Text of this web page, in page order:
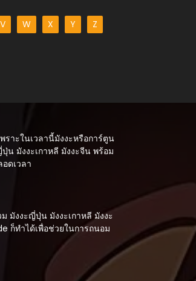
V W X Y Z
าะในเวลานี้มังงะหรือการ์ตูน
น มังงะเกาหลี มังงะจีน พร้อม
ดเวลา
มังงะญี่ปุ่น มังงะเกาหลี มังงะ
ก็ทำได้เพื่อช่วยในการถนอม